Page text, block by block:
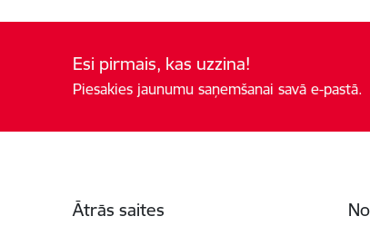
Esi pirmais, kas uzzina!
Piesakies jaunumu saņemšanai savā e-pastā.
Ātrās saites